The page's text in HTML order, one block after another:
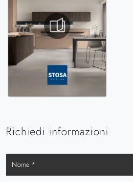
Richiedi informazioni